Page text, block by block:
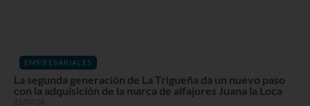
EMPRESARIALES
La segunda generación de La Trigueña da un nuevo paso
con la adquisición de la marca de alfajores Juana la Loca
21/07/26